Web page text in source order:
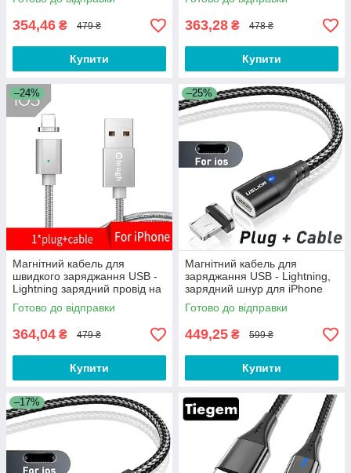
NJ55B
354,46 ₴ 479 ₴
Купити
363,28 ₴ 478 ₴
Купити
–24%
Магнітний кабель для
швидкого заряджання USB -
Lightning зарядний провід на
iPhone айфон лайтнінг D40S
Готово до відправки
364,04 ₴ 479 ₴
Купити
–25%
Магнітний кабель для
заряджання USB - Lightning,
зарядний шнур для iPhone
(Айфон) QW009-3
Готово до відправки
449,25 ₴ 599 ₴
Купити
–17%